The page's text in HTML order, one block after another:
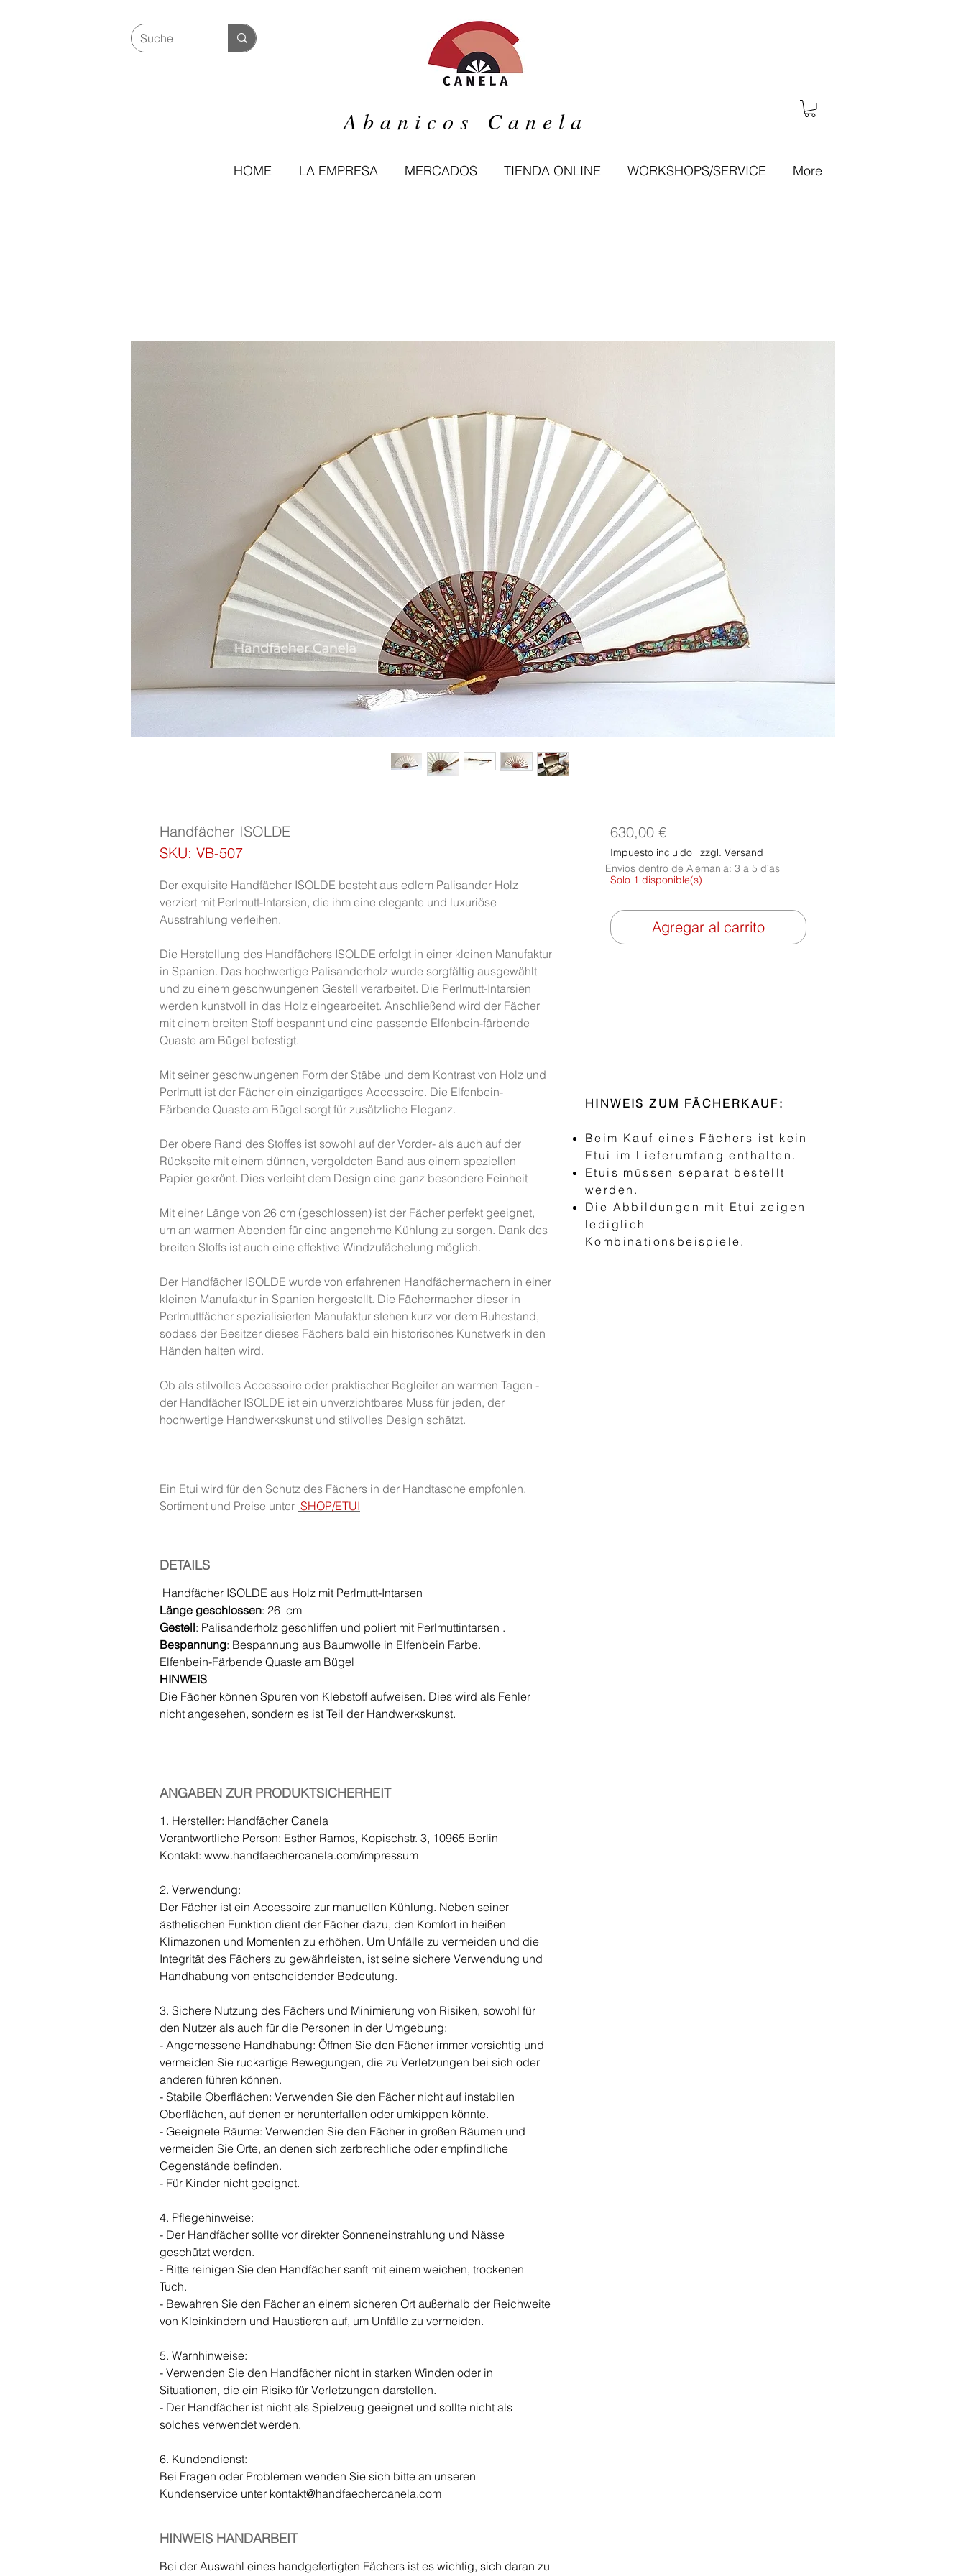
Abanicos Canela
HOME LA EMPRESA MERCADOS TIENDA ONLINE WORKSHOPS/SERVICE More
Handfächer ISOLDE
SKU: VB-507
Der exquisite Handfächer ISOLDE besteht aus edlem Palisander Holz
verziert mit Perlmutt-Intarsien, die ihm eine elegante und luxuriöse
Ausstrahlung verleihen.
Die Herstellung des Handfächers ISOLDE erfolgt in einer kleinen Manufaktur
in Spanien. Das hochwertige Palisanderholz wurde sorgfältig ausgewählt
und zu einem geschwungenen Gestell verarbeitet. Die Perlmutt-Intarsien
werden kunstvoll in das Holz eingearbeitet. Anschließend wird der Fächer
mit einem breiten Stoff bespannt und eine passende Elfenbein-färbende
Quaste am Bügel befestigt.
Mit seiner geschwungenen Form der Stäbe und dem Kontrast von Holz und
Perlmutt ist der Fächer ein einzigartiges Accessoire. Die Elfenbein-
Färbende Quaste am Bügel sorgt für zusätzliche Eleganz.
Der obere Rand des Stoffes ist sowohl auf der Vorder- als auch auf der
Rückseite mit einem dünnen, vergoldeten Band aus einem speziellen
Papier gekrönt. Dies verleiht dem Design eine ganz besondere Feinheit
Mit einer Länge von 26 cm (geschlossen) ist der Fächer perfekt geeignet,
um an warmen Abenden für eine angenehme Kühlung zu sorgen. Dank des
breiten Stoffs ist auch eine effektive Windzufächelung möglich.
Der Handfächer ISOLDE wurde von erfahrenen Handfächermachern in einer
kleinen Manufaktur in Spanien hergestellt. Die Fächermacher dieser in
Perlmuttfächer spezialisierten Manufaktur stehen kurz vor dem Ruhestand,
sodass der Besitzer dieses Fächers bald ein historisches Kunstwerk in den
Händen halten wird.
Ob als stilvolles Accessoire oder praktischer Begleiter an warmen Tagen -
der Handfächer ISOLDE ist ein unverzichtbares Muss für jeden, der
hochwertige Handwerkskunst und stilvolles Design schätzt.
Ein Etui wird für den Schutz des Fächers in der Handtasche empfohlen.
Sortiment und Preise unter SHOP/ETUI
DETAILS
Handfächer ISOLDE aus Holz mit Perlmutt-Intarsen
Länge geschlossen: 26 cm
Gestell: Palisanderholz geschliffen und poliert mit Perlmuttintarsen .
Bespannung: Bespannung aus Baumwolle in Elfenbein Farbe.
Elfenbein-Färbende Quaste am Bügel
HINWEIS
Die Fächer können Spuren von Klebstoff aufweisen. Dies wird als Fehler
nicht angesehen, sondern es ist Teil der Handwerkskunst.
ANGABEN ZUR PRODUKTSICHERHEIT
1. Hersteller: Handfächer Canela
Verantwortliche Person: Esther Ramos, Kopischstr. 3, 10965 Berlin
Kontakt: www.handfaechercanela.com/impressum
2. Verwendung:
Der Fächer ist ein Accessoire zur manuellen Kühlung. Neben seiner
ästhetischen Funktion dient der Fächer dazu, den Komfort in heißen
Klimazonen und Momenten zu erhöhen. Um Unfälle zu vermeiden und die
Integrität des Fächers zu gewährleisten, ist seine sichere Verwendung und
Handhabung von entscheidender Bedeutung.
3. Sichere Nutzung des Fächers und Minimierung von Risiken, sowohl für
den Nutzer als auch für die Personen in der Umgebung:
- Angemessene Handhabung: Öffnen Sie den Fächer immer vorsichtig und
vermeiden Sie ruckartige Bewegungen, die zu Verletzungen bei sich oder
anderen führen können.
- Stabile Oberflächen: Verwenden Sie den Fächer nicht auf instabilen
Oberflächen, auf denen er herunterfallen oder umkippen könnte.
- Geeignete Räume: Verwenden Sie den Fächer in großen Räumen und
vermeiden Sie Orte, an denen sich zerbrechliche oder empfindliche
Gegenstände befinden.
- Für Kinder nicht geeignet.
4. Pflegehinweise:
- Der Handfächer sollte vor direkter Sonneneinstrahlung und Nässe
geschützt werden.
- Bitte reinigen Sie den Handfächer sanft mit einem weichen, trockenen
Tuch.
- Bewahren Sie den Fächer an einem sicheren Ort außerhalb der Reichweite
von Kleinkindern und Haustieren auf, um Unfälle zu vermeiden.
5. Warnhinweise:
- Verwenden Sie den Handfächer nicht in starken Winden oder in
Situationen, die ein Risiko für Verletzungen darstellen.
- Der Handfächer ist nicht als Spielzeug geeignet und sollte nicht als
solches verwendet werden.
6. Kundendienst:
Bei Fragen oder Problemen wenden Sie sich bitte an unseren
Kundenservice unter kontakt@handfaechercanela.com
HINWEIS HANDARBEIT
Bei der Auswahl eines handgefertigten Fächers ist es wichtig, sich daran zu
630,00 €Precio
Impuesto incluido| zzgl. Versand
Solo 1 disponible(s)
Agregar al carrito
Envíos dentro de Alemania: 3 a 5 días
HINWEIS ZUM FÄCHERKAUF:
Beim Kauf eines Fächers ist kein
Etui im Lieferumfang enthalten.
Etuis müssen separat bestellt
werden.
Die Abbildungen mit Etui zeigen
lediglich
Kombinationsbeispiele.